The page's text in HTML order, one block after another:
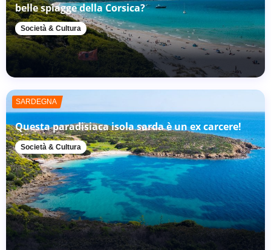
belle spiagge della Corsica?
Società & Cultura
SARDEGNA
Questa paradisiaca isola sarda è un ex carcere!
Società & Cultura